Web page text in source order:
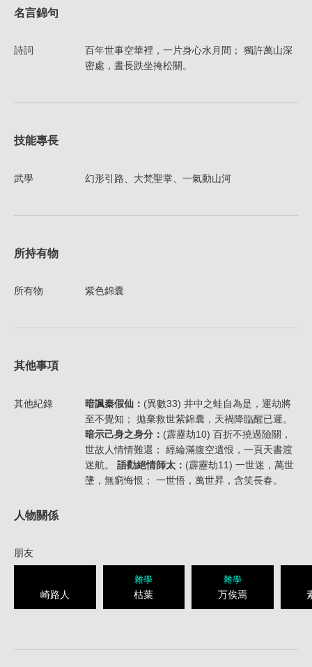
名言錦句
詩詞
百年世事空華裡，一片身心水月間； 獨許萬山深
密處，晝長跌坐掩松關。
技能專長
武學 幻形引路、大梵聖掌、一氣動山河
所持有物
所有物 紫色錦囊
其他事項
其他紀錄 暗諷秦假仙： (異數33) 井中之蛙自為是，運劫將
至不覺知； 拋棄救世紫錦囊，天禍降臨醒已遲。
暗示己身之身分： (霹靂劫10) 百折不撓過險關，
世故人情情難還； 經綸滿腹空遺恨，一頁天書渡
迷航。 語勸絕情師太： (霹靂劫11) 一世迷，萬世
墬，無窮悔恨； 一世悟，萬世昇，含笑長春。
人物關係
朋友
崎路人
雜學
枯葉
雜學
万俟焉